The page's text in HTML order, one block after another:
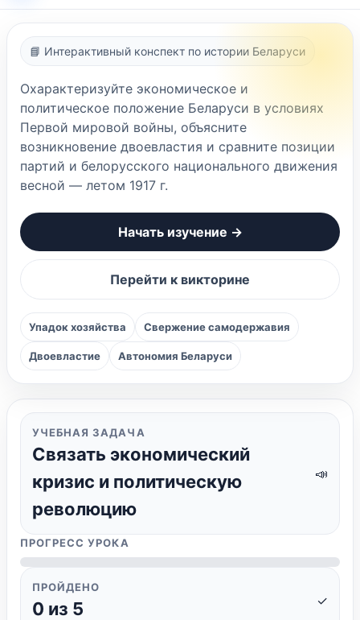
📘 Интерактивный конспект по истории Беларуси
Охарактеризуйте экономическое и
политическое положение Беларуси в условиях
Первой мировой войны, объясните
возникновение двоевластия и сравните позиции
партий и белорусского национального движения
весной — летом 1917 г.
Начать изучение →
Перейти к викторине
Упадок хозяйства Свержение самодержавия
Двоевластие Автономия Беларуси
УЧЕБНАЯ ЗАДАЧА
Связать экономический
кризис и политическую
революцию
📣
ПРОГРЕСС УРОКА
ПРОЙДЕНО
0 из 5 ✓